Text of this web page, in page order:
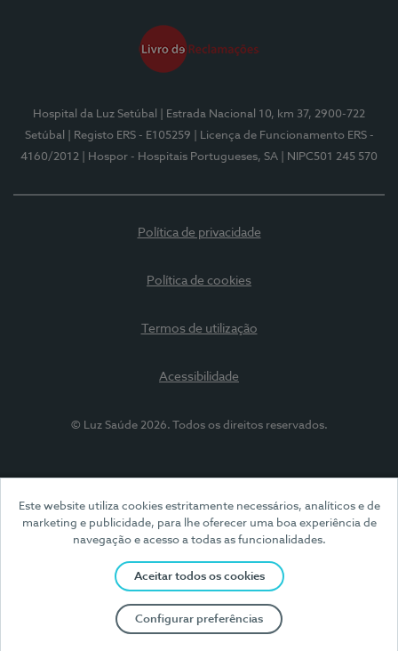
Este website utiliza cookies estritamente necessários, analíticos e de
marketing e publicidade, para lhe oferecer uma boa experiência de
navegação e acesso a todas as funcionalidades.
Aceitar todos os cookies
Configurar preferências
Hospital da Luz Setúbal
| Estrada Nacional 10, km 37, 2900-722
Setúbal
| Registo ERS - E105259
| Licença de Funcionamento ERS -
4160/2012
| Hospor - Hospitais Portugueses, SA | NIPC501 245 570
Política de privacidade
Política de cookies
Termos de utilização
Acessibilidade
© Luz Saúde 2026. Todos os direitos reservados.